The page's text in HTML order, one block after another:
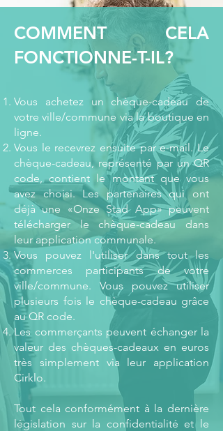
COMMENT CELA
FONCTIONNE-T-IL?
Vous achetez un chèque-cadeau de
votre ville/commune via la boutique en
ligne.
Vous le recevrez ensuite par e-mail. Le
chèque-cadeau, représenté par un QR
code, contient le montant que vous
avez choisi. Les partenaires qui ont
déjà une «Onze Stad App» peuvent
télécharger le chèque-cadeau dans
leur application communale.
Vous pouvez l'utiliser dans tout les
commerces participants de votre
ville/commune. Vous pouvez utiliser
plusieurs fois le chèque-cadeau grâce
au QR code.
Les commerçants peuvent échanger la
valeur des chèques-cadeaux en euros
très simplement via leur application
Cirklo.
Tout cela conformément à la dernière
législation sur la confidentialité et le